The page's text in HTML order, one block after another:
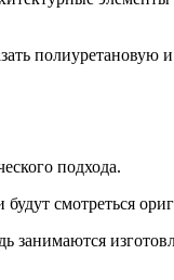
подхода.
смотреться